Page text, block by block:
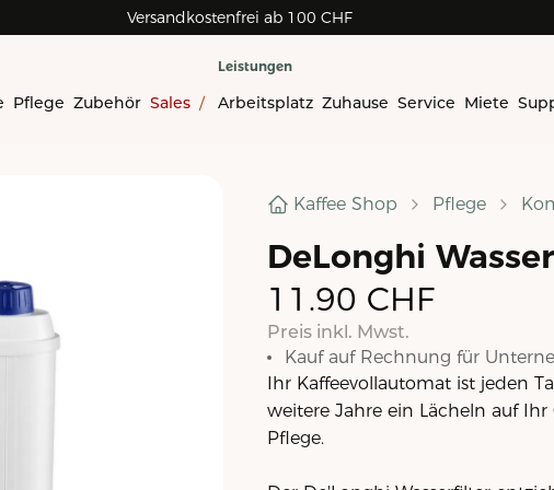
Versandkostenfrei ab 100 CHF
Pflege Zubehör Sales /
Leistungen
Arbeitsplatz Zuhause Service Miete
Kaffee Shop Pflege
DeLonghi
11.90 CHF
Preis inkl. Mwst.
Kauf auf Rechnung für
Ihr Kaffeevollautomat ist jeden
weitere Jahre ein Lächeln auf
Pflege.